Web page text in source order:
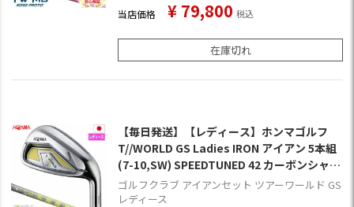
当店価格 ¥ 79,800 税込
在庫切れ
【毎日発送】【レディース】ホンマゴルフ
T//WORLD GS Ladies IRON アイアン 5本組
(7-10,SW) SPEEDTUNED 42 カーボンシャフ
ト装着 日本正規品【HONMA GS】
ゴルフクラブ アイアンセット ツアーワールド GS
レディース